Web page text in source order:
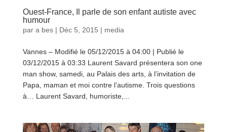
Ouest-France, Il parle de son enfant autiste avec
humour
par a bes| Déc 5, 2015 | media
Vannes – Modifié le 05/12/2015 à 04:00 | Publié le
03/12/2015 à 03:33 Laurent Savard présentera son one
man show, samedi, au Palais des arts, à l’invitation de
Papa, maman et moi contre l’autisme. Trois questions
à… Laurent Savard, humoriste,...